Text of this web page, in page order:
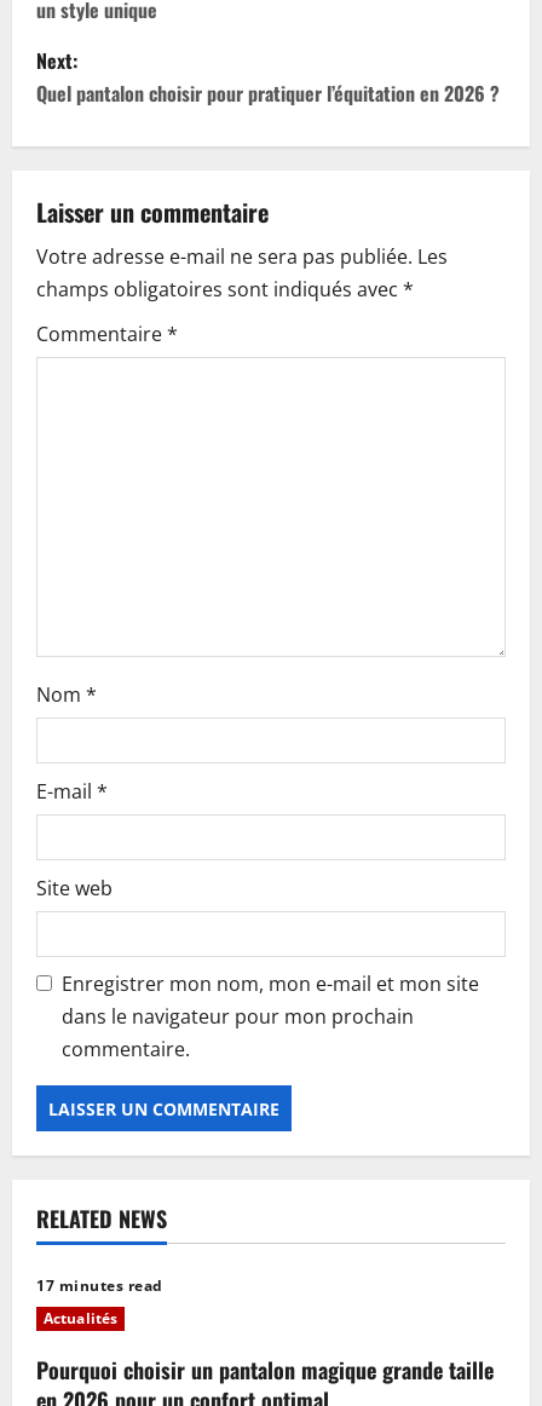
s
t
n
a
v
i
g
un style unique
Next:
Quel pantalon choisir pour pratiquer l’équitation en 2026 ?
Laisser un commentaire
Votre adresse e-mail ne sera pas publiée. Les
champs obligatoires sont indiqués avec *
Commentaire*
Nom *
E-mail *
Site web
Enregistrer mon nom, mon e-mail et mon site
dans le navigateur pour mon prochain
commentaire.
RELATED NEWS
17 minutes read
Actualités
Pourquoi choisir un pantalon magique grande taille